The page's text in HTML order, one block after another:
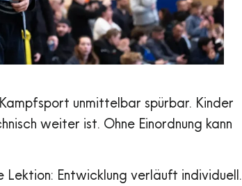
unmittelbar spürbar. Kinder
weiter ist. Ohne Einordnung kann
Entwicklung verläuft individuell.